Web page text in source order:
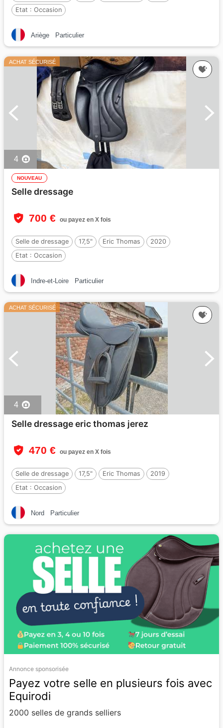
Etat : Occasion
Ariège Particulier
ACHAT SÉCURISÉ
4
NOUVEAU
Selle dressage
700 € ou payez en X fois
Selle de dressage 17,5" Eric Thomas
2020
Etat : Occasion
Indre-et-Loire Particulier
ACHAT SÉCURISÉ
4
Selle dressage eric thomas jerez
470 € ou payez en X fois
Selle de dressage 17,5" Eric Thomas
2019
Etat : Occasion
Nord Particulier
Annonce sponsorisée
Payez votre selle en plusieurs fois avec
Equirodi
2000 selles de grands selliers